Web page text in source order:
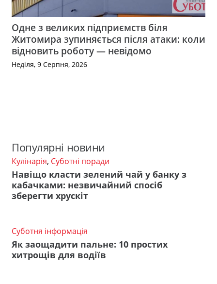
Одне з великих підприємств біля
Житомира зупиняється після атаки: коли
відновить роботу — невідомо
Неділя, 9 Серпня, 2026
Популярні новини
Кулінарія, Суботні поради
Навіщо класти зелений чай у банку з
кабачками: незвичайний спосіб
зберегти хрускіт
Суботня інформація
Як заощадити пальне: 10 простих
хитрощів для водіїв